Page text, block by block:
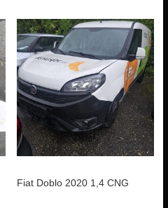
Fiat Doblo 2020 1,4 CNG